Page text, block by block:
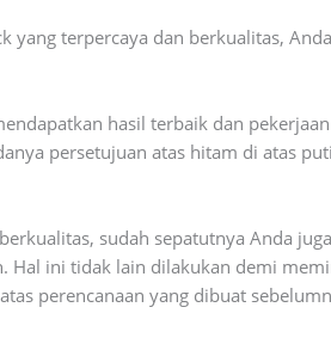
terpercaya dan berkualitas,
hasil terbaik dan
persetujuan atas hitam di atas
sudah sepatutnya Anda
ini tidak lain dilakukan demi
perencanaan yang dibuat